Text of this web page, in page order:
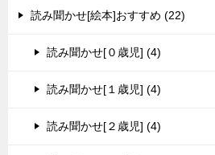
読み聞かせ[絵本]おすすめ (22)
読み聞かせ[０歳児] (4)
読み聞かせ[１歳児] (4)
読み聞かせ[２歳児] (4)